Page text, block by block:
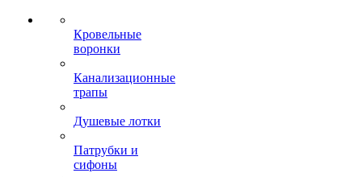
Кровельные
воронки
Канализационные
трапы
Душевые лотки
Патрубки и
сифоны